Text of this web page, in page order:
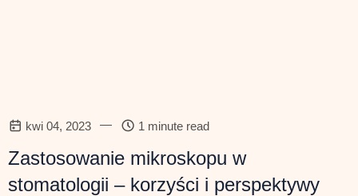
kwi 04, 2023 — 1 minute read
Zastosowanie mikroskopu w
stomatologii – korzyści i perspektywy